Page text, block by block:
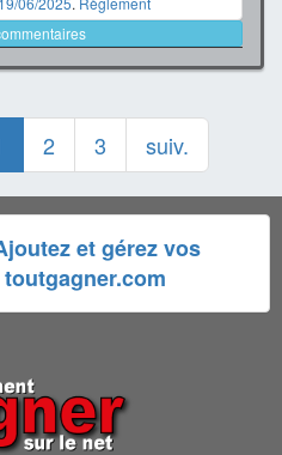
2 3 suiv.
et gérez vos